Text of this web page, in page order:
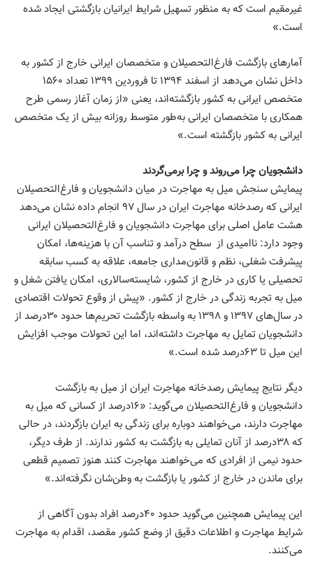
غیرمقیم است که به منظور تسهیل شرایط ایرانیان بازگشتی ایجاد شده
است.»
آمارهای بازگشت فارغ‌التحصیلان و متخصصان ایرانی خارج از کشور به
داخل نشان می‌دهد از اسفند ۱۳۹۴ تا فروردین ۱۳۹۹ تعداد ۱۵۶۰
متخصص ایرانی به کشور بازگشته‌اند، یعنی «از زمان آغاز رسمی طرح
همکاری با متخصصان ایرانی به‌طور متوسط روزانه بیش از یک متخصص
ایرانی به کشور بازگشته است.»
دانشجویان چرا می‌روند و چرا برمی‌گردند
پیمایش سنجش میل به مهاجرت در میان دانشجویان و فارغ‌التحصیلان
ایرانی که رصدخانه مهاجرت ایران در ‌سال ۹۷ انجام داده نشان می‌دهد
هشت عامل اصلی برای مهاجرت دانشجویان و فارغ‌التحصیلان ایرانی
وجود دارد: ناامیدی از سطح درآمد و تناسب آن با هزینه‌ها، امکان
پیشرفت شغلی، نظم و قانون‌مداری جامعه، علاقه به کسب سابقه
تحصیلی یا کاری در خارج از کشور، شایسته‌سالاری، امکان یافتن شغل و
میل به تجربه زندگی در خارج از کشور. «پیش از وقوع تحولات اقتصادی
در سال‌های ۱۳۹۷ و ۱۳۹۸ به واسطه بازگشت تحریم‌ها حدود ۳۰‌درصد از
دانشجویان تمایل به مهاجرت داشته‌اند، اما این تحولات موجب افزایش
این میل تا ۶۳‌درصد شده است.»
دیگر نتایج پیمایش رصدخانه مهاجرت ایران از میل به بازگشت
دانشجویان و فارغ‌التحصیلان می‌گوید: «۱۶‌درصد از کسانی که میل به
مهاجرت دارند، می‌خواهند دوباره برای زندگی به ایران بازگردند، در حالی
‌که ۳۸‌درصد از آنان تمایلی به بازگشت به کشور ندارند. از طرف دیگر،
حدود نیمی از افرادی که می‌خواهند مهاجرت کنند هنوز تصمیم قطعی
برای ماندن در خارج از کشور یا بازگشت به وطن‌شان نگرفته‌اند.»
این پیمایش همچنین می‌گوید حدود ۴۰‌درصد افراد بدون آگاهی از
شرایط مهاجرت و اطلاعات دقیق از وضع کشور مقصد، اقدام به مهاجرت
می‌کنند.